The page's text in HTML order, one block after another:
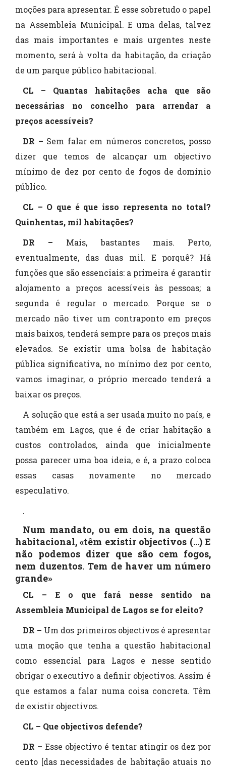
moções para apresentar. É esse sobretudo o papel
na Assembleia Municipal. E uma delas, talvez
das mais importantes e mais urgentes neste
momento, será à volta da habitação, da criação
de um parque público habitacional.
CL – Quantas habitações acha que são
necessárias no concelho para arrendar a
preços acessíveis?
DR – Sem falar em números concretos, posso
dizer que temos de alcançar um objectivo
mínimo de dez por cento de fogos de domínio
público.
CL – O que é que isso representa no total?
Quinhentas, mil habitações?
DR – Mais, bastantes mais. Perto,
eventualmente, das duas mil. E porquê? Há
funções que são essenciais: a primeira é garantir
alojamento a preços acessíveis às pessoas; a
segunda é regular o mercado. Porque se o
mercado não tiver um contraponto em preços
mais baixos, tenderá sempre para os preços mais
elevados. Se existir uma bolsa de habitação
pública significativa, no mínimo dez por cento,
vamos imaginar, o próprio mercado tenderá a
baixar os preços.
A solução que está a ser usada muito no país, e
também em Lagos, que é de criar habitação a
custos controlados, ainda que inicialmente
possa parecer uma boa ideia, e é, a prazo coloca
essas casas novamente no mercado
especulativo.
.
Num mandato, ou em dois, na questão
habitacional, «têm existir objectivos (…) E
não podemos dizer que são cem fogos,
nem duzentos. Tem de haver um número
grande»
CL – E o que fará nesse sentido na
Assembleia Municipal de Lagos se for eleito?
DR – Um dos primeiros objectivos é apresentar
uma moção que tenha a questão habitacional
como essencial para Lagos e nesse sentido
obrigar o executivo a definir objectivos. Assim é
que estamos a falar numa coisa concreta. Têm
de existir objectivos.
CL – Que objectivos defende?
DR – Esse objectivo é tentar atingir os dez por
cento [das necessidades de habitação atuais no